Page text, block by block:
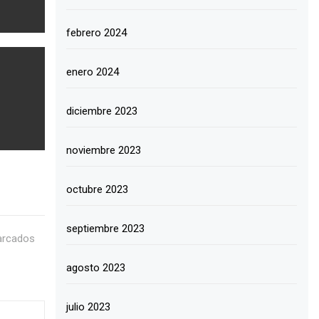
febrero 2024
enero 2024
diciembre 2023
noviembre 2023
octubre 2023
septiembre 2023
agosto 2023
julio 2023